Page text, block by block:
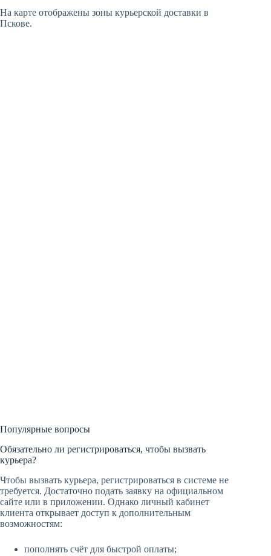
На карте отображены зоны курьерской доставки в
Пскове.
Популярные вопросы
Обязательно ли регистрироваться, чтобы вызвать
курьера?
Чтобы вызвать курьера, регистрироваться в системе не
требуется. Достаточно подать заявку на официальном
сайте или в приложении. Однако личный кабинет
клиента открывает доступ к дополнительным
возможностям:
пополнять счёт для быстрой оплаты;